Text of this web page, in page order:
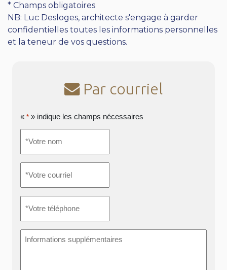
* Champs obligatoires
NB: Luc Desloges, architecte s'engage à garder
confidentielles toutes les informations personnelles
et la teneur de vos questions.
Par courriel
« * » indique les champs nécessaires
nom*
courriel*
téléphone *
supplémentaires